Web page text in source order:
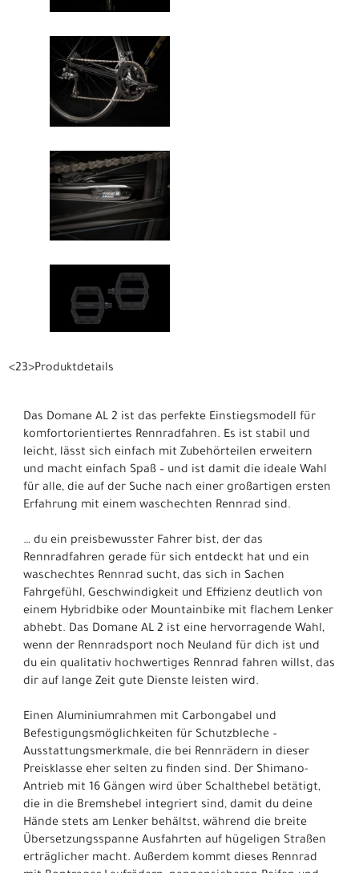
<23>Produktdetails
Das Domane AL 2 ist das perfekte Einstiegsmodell für
komfortorientiertes Rennradfahren. Es ist stabil und
leicht, lässt sich einfach mit Zubehörteilen erweitern
und macht einfach Spaß – und ist damit die ideale Wahl
für alle, die auf der Suche nach einer großartigen ersten
Erfahrung mit einem waschechten Rennrad sind.
… du ein preisbewusster Fahrer bist, der das
Rennradfahren gerade für sich entdeckt hat und ein
waschechtes Rennrad sucht, das sich in Sachen
Fahrgefühl, Geschwindigkeit und Effizienz deutlich von
einem Hybridbike oder Mountainbike mit flachem Lenker
abhebt. Das Domane AL 2 ist eine hervorragende Wahl,
wenn der Rennradsport noch Neuland für dich ist und
du ein qualitativ hochwertiges Rennrad fahren willst, das
dir auf lange Zeit gute Dienste leisten wird.
Einen Aluminiumrahmen mit Carbongabel und
Befestigungsmöglichkeiten für Schutzbleche –
Ausstattungsmerkmale, die bei Rennrädern in dieser
Preisklasse eher selten zu finden sind. Der Shimano-
Antrieb mit 16 Gängen wird über Schalthebel betätigt,
die in die Bremshebel integriert sind, damit du deine
Hände stets am Lenker behältst, während die breite
Übersetzungsspanne Ausfahrten auf hügeligen Straßen
erträglicher macht. Außerdem kommt dieses Rennrad